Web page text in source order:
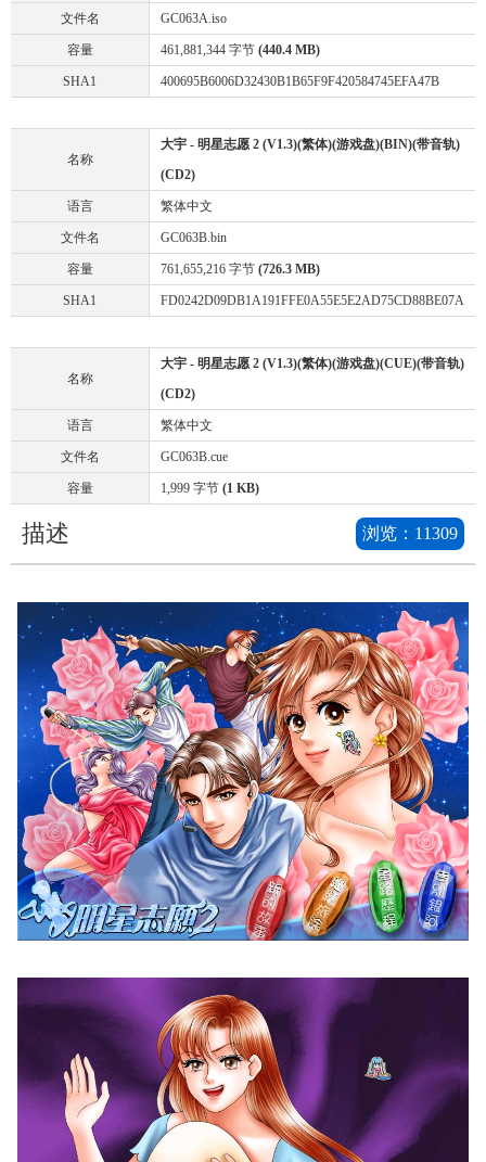
文件名 GC063A.iso
容量 461,881,344 字节 (440.4 MB)
SHA1 400695B6006D32430B1B65F9F420584745EFA47B
名称
大宇 - 明星志愿 2 (V1.3)(繁体)(游戏盘)(BIN)(带音轨)
(CD2)
语言 繁体中文
文件名 GC063B.bin
容量 761,655,216 字节 (726.3 MB)
SHA1 FD0242D09DB1A191FFE0A55E5E2AD75CD88BE07A
名称
大宇 - 明星志愿 2 (V1.3)(繁体)(游戏盘)(CUE)(带音轨)
(CD2)
语言 繁体中文
文件名 GC063B.cue
容量 1,999 字节 (1 KB)
描述 浏览： 11309